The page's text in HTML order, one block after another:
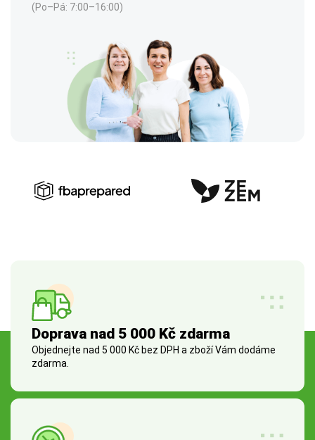
(Po–Pá: 7:00–16:00)
Doprava nad 5 000 Kč zdarma
Objednejte nad 5 000 Kč bez DPH a zboží Vám dodáme
zdarma.